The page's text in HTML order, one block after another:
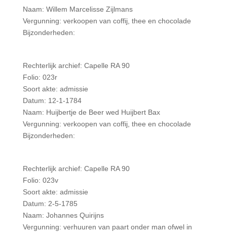
Naam: Willem Marcelisse Zijlmans
Vergunning: verkoopen van coffij, thee en chocolade
Bijzonderheden:
Rechterlijk archief: Capelle RA 90
Folio: 023r
Soort akte: admissie
Datum: 12-1-1784
Naam: Huijbertje de Beer wed Huijbert Bax
Vergunning: verkoopen van coffij, thee en chocolade
Bijzonderheden:
Rechterlijk archief: Capelle RA 90
Folio: 023v
Soort akte: admissie
Datum: 2-5-1785
Naam: Johannes Quirijns
Vergunning: verhuuren van paart onder man ofwel in